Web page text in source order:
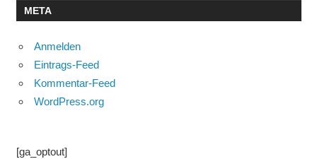
META
Anmelden
Eintrags-Feed
Kommentar-Feed
WordPress.org
[ga_optout]